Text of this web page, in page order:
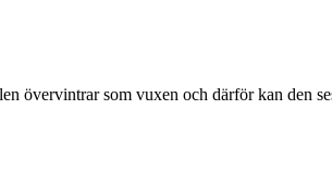
övervintrar som vuxen och därför kan den